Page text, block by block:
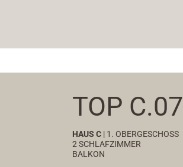
TOP C.07
HAUS C | 1. OBERGESCHOSS
2 SCHLAFZIMMER
BALKON